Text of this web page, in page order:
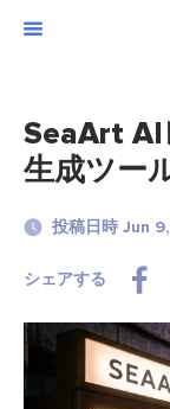
SeaArt AI
生成ツー
投稿日時 Jun
シェアする